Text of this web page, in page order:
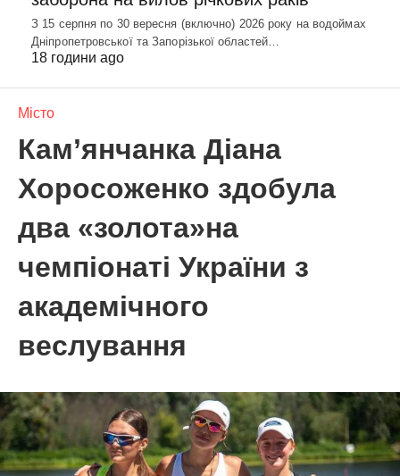
З 15 серпня по 30 вересня (включно) 2026 року на водоймах
Дніпропетровської та Запорізької областей…
18 години ago